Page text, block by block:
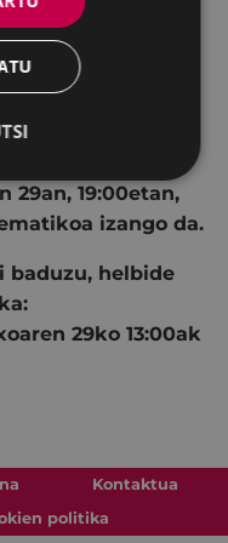
jaunak
berri
29an, 19:00etan,
izango da.
baduzu, helbide
29ko 13:00ak
Kontaktua
politika